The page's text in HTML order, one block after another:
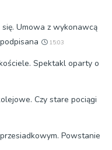
Umowa z wykonawcą
15:03
Spektakl oparty o
Czy stare pociągi
Powstanie